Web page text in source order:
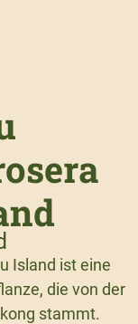
Island ist eine
die von der
stammt.